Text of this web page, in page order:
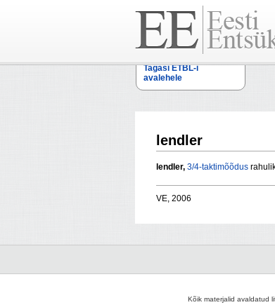
Tagasi ETBL-i
avalehele
lendler
lendler, 3/4-taktimõõdus
VE, 2006
Kõik materjalid avaldatud